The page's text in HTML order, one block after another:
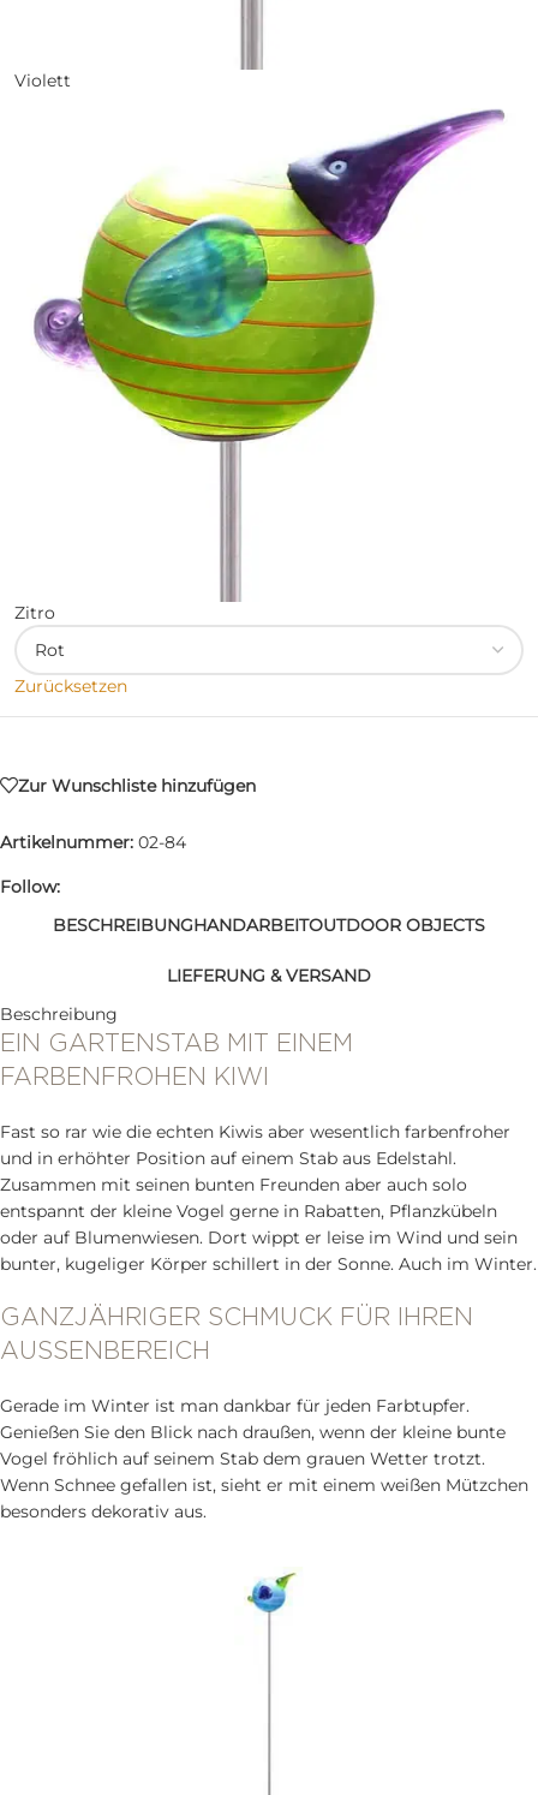
Violett
Zitro
Zurücksetzen
Zur Wunschliste hinzufügen
Artikelnummer: 02-84
Follow:
BESCHREIBUNGHANDARBEITOUTDOOR OBJECTS
LIEFERUNG & VERSAND
Beschreibung
EIN GARTENSTAB MIT EINEM
FARBENFROHEN KIWI
Fast so rar wie die echten Kiwis aber wesentlich farbenfroher
und in erhöhter Position auf einem Stab aus Edelstahl.
Zusammen mit seinen bunten Freunden aber auch solo
entspannt der kleine Vogel gerne in Rabatten, Pflanzkübeln
oder auf Blumenwiesen. Dort wippt er leise im Wind und sein
bunter, kugeliger Körper schillert in der Sonne. Auch im Winter.
GANZJÄHRIGER SCHMUCK FÜR IHREN
AUSSENBEREICH
Gerade im Winter ist man dankbar für jeden Farbtupfer.
Genießen Sie den Blick nach draußen, wenn der kleine bunte
Vogel fröhlich auf seinem Stab dem grauen Wetter trotzt.
Wenn Schnee gefallen ist, sieht er mit einem weißen Mützchen
besonders dekorativ aus.